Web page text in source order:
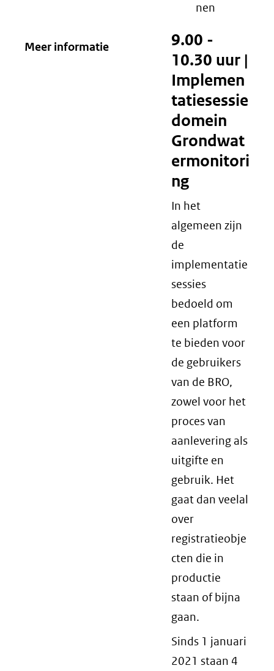
nen
Meer informatie
9.00 -
10.30 uur |
Implemen
tatiesessie
domein
Grondwat
ermonitori
ng
In het
algemeen zijn
de
implementatie
sessies
bedoeld om
een platform
te bieden voor
de gebruikers
van de BRO,
zowel voor het
proces van
aanlevering als
uitgifte en
gebruik. Het
gaat dan veelal
over
registratieobje
cten die in
productie
staan of bijna
gaan.
Sinds 1 januari
2021 staan 4